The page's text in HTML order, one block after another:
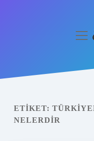
Yasal Uyarı
ETIKET:
NELERDIR